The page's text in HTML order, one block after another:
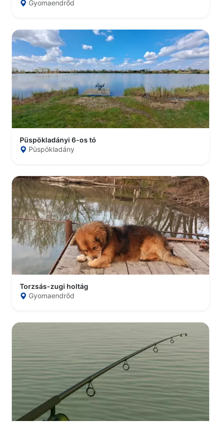
Gyomaendrőd
Püspökladányi 6-os tó
Püspökladány
Torzsás-zugi holtág
Gyomaendrőd